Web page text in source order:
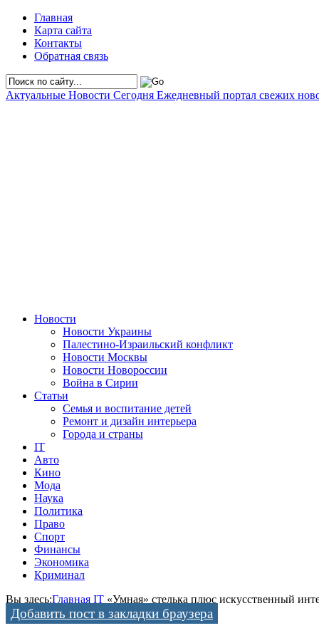
Главная
Карта сайта
Контакты
Обратная связь
Актуальные Новости Сегодня Ежедневный портал свежих
Новости
Новости Украины
Палестино-Израильский конфликт
Новости Москвы
Новости Новороссии
Война в Сирии
Статьи
Семья и воспитание детей
Ремонт и дизайн интерьера
Города и страны
IT
Авто
Кино
Мода
Наука
Политика
Право
Спорт
Финансы
Экономика
Криминал
Вы здесь:Главная IT «Умная» стелька плюс искусственный
Добавить пост в закладки браузера